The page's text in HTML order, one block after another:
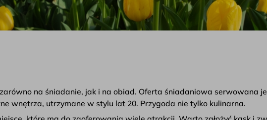
na śniadanie, jak i na obiad. Oferta śniadaniowa serwowana
wnętrza, utrzymane w stylu lat 20. Przygoda nie tylko kulinarna.